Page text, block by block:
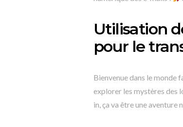
Utilisation
pour le
Bienvenue dans le monde
explorer les mystères des
in, ça va être une aventure